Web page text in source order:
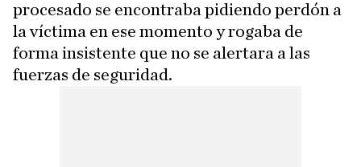
procesado se encontraba pidiendo perdón a
la víctima en ese momento y rogaba de
forma insistente que no se alertara a las
fuerzas de seguridad.